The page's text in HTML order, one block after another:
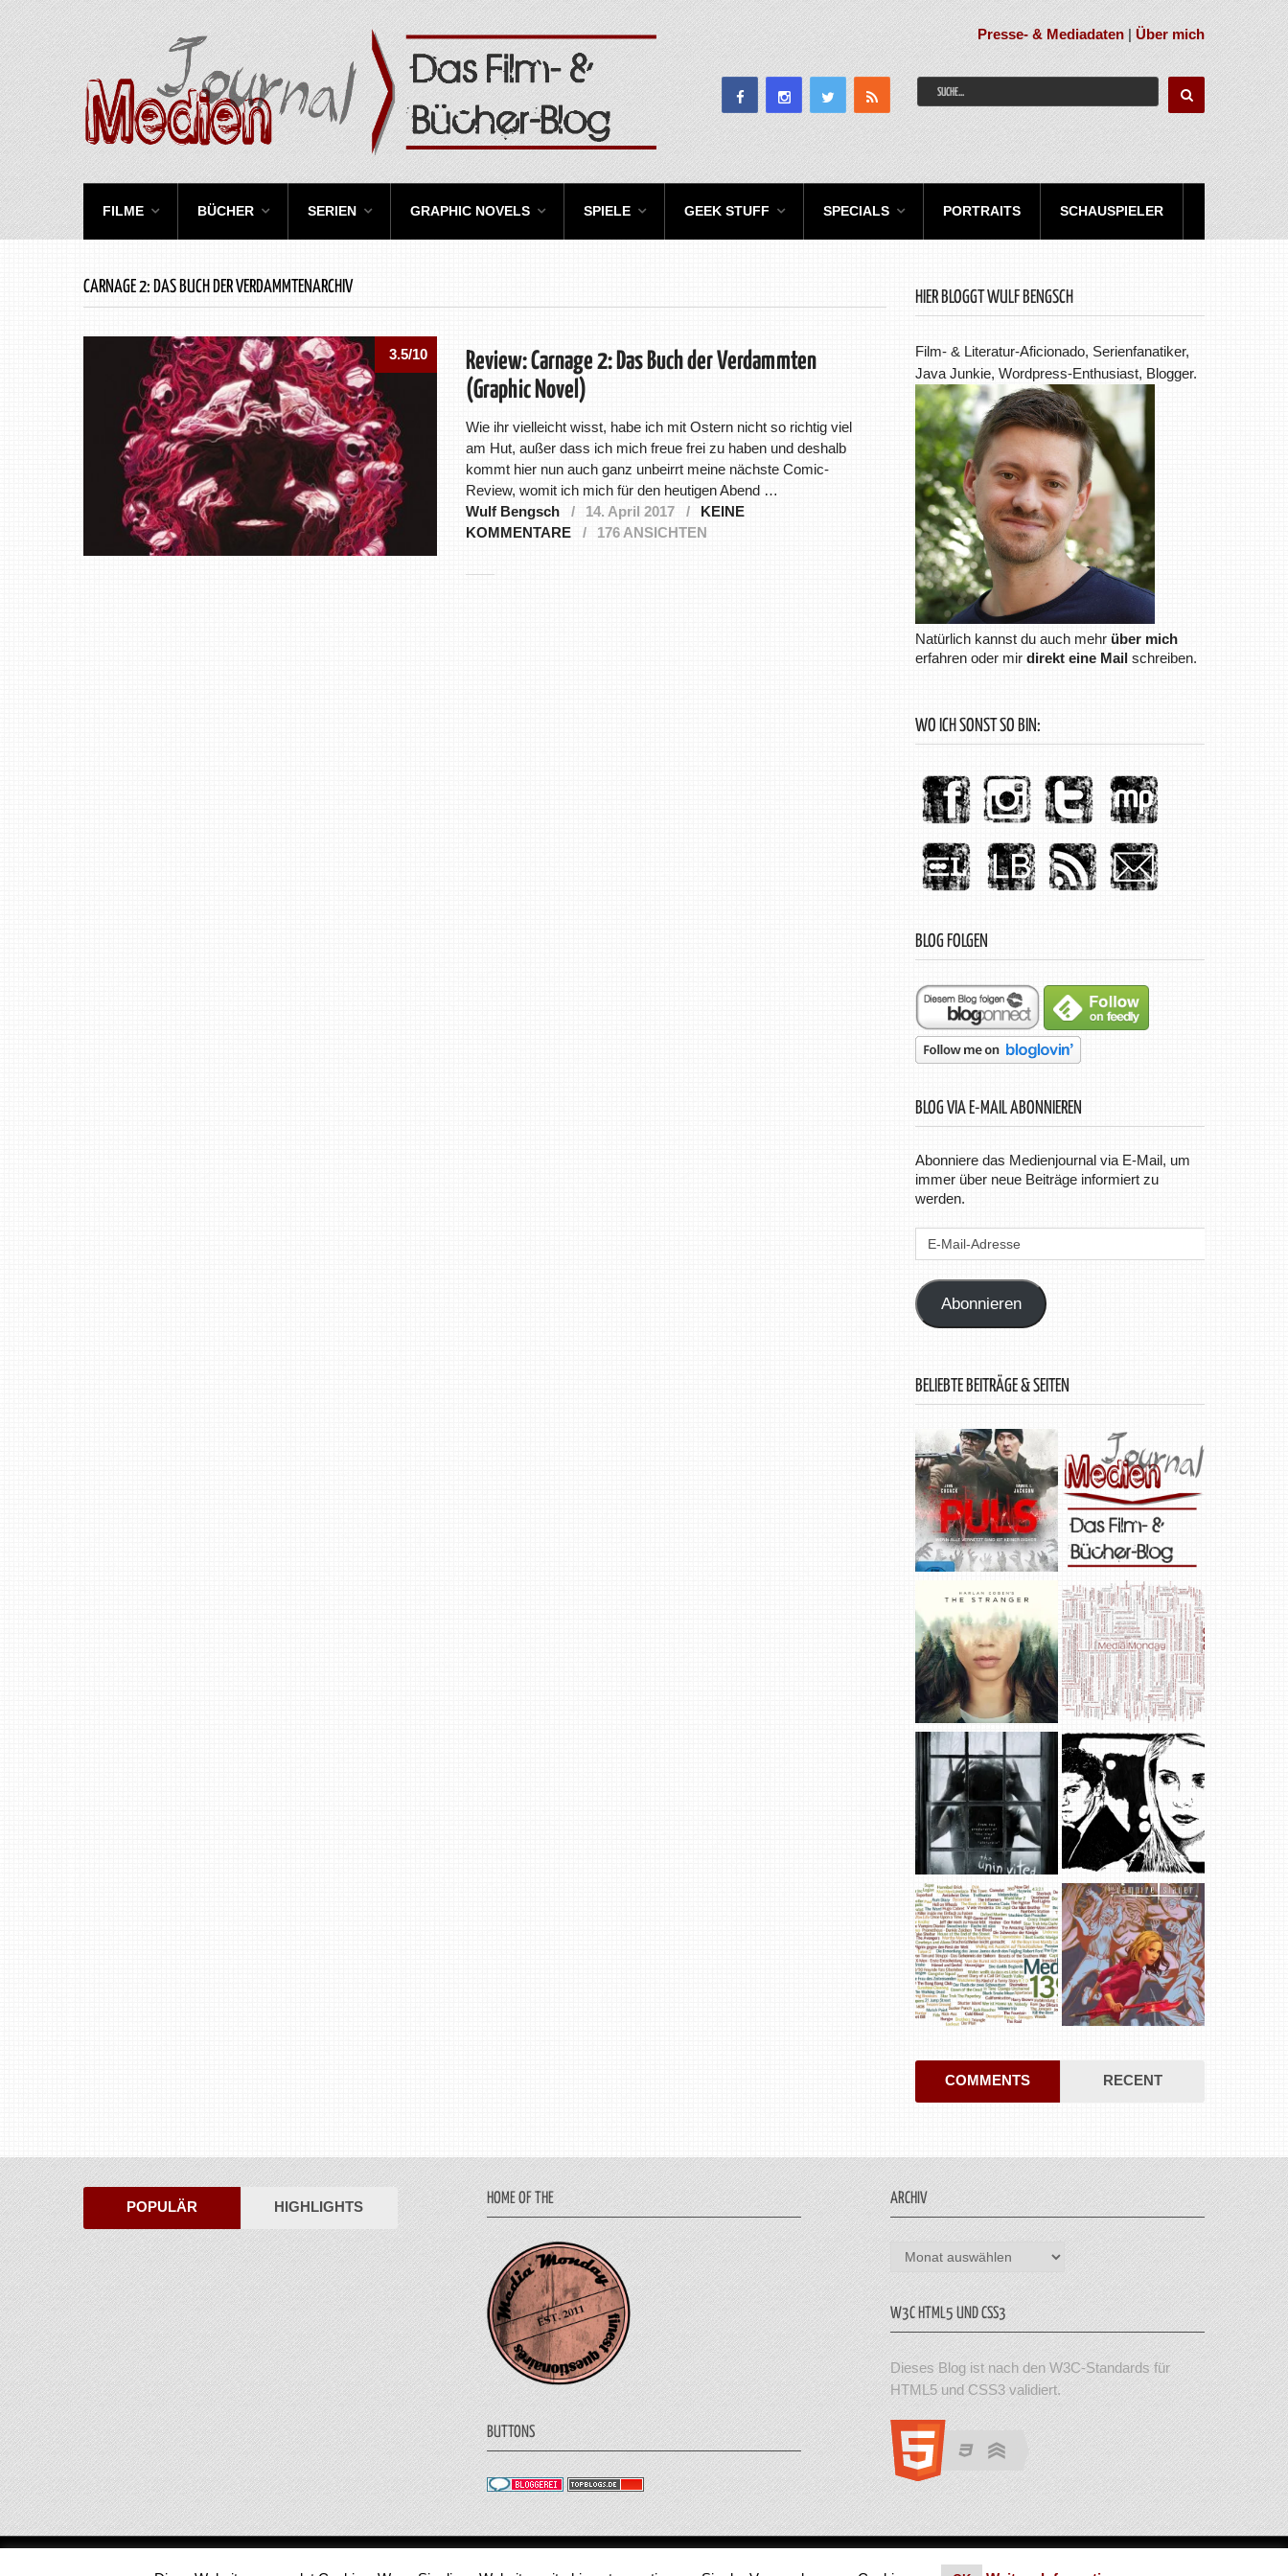
Presse- & Mediadaten |Über mich
FILME BÜCHER SERIEN GRAPHIC NOVELS SPIELE GEEK STUFF SPECIALS PORTRAITS SCHAUSPIELER
CARNAGE 2: DAS BUCH DER VERDAMMTENARCHIV
3.5/10
Review: Carnage 2: Das Buch der Verdammten
(Graphic Novel)
Wie ihr vielleicht wisst, habe ich mit Ostern nicht so richtig viel
am Hut, außer dass ich mich freue frei zu haben und deshalb
kommt hier nun auch ganz unbeirrt meine nächste Comic-
Review, womit ich mich für den heutigen Abend …
Wulf Bengsch
14. April 2017
KEINE
KOMMENTARE
176 ANSICHTEN
HIER BLOGGT WULF BENGSCH
Film- & Literatur-Aficionado, Serienfanatiker,
Java Junkie, Wordpress-Enthusiast, Blogger.
Natürlich kannst du auch mehr über mich
erfahren oder mirdirekt eine Mail schreiben.
WO ICH SONST SO BIN:
BLOG FOLGEN
BLOG VIA E-MAIL ABONNIEREN
Abonniere das Medienjournal via E-Mail, um
immer über neue Beiträge informiert zu
werden.
E-
Abonnieren
BELIEBTE BEITRÄGE & SEITEN
COMMENTS RECENT
POPULÄR HIGHLIGHTS HOME OF THE
BUTTONS
ARCHIV
Archiv
W3C HTML5 UND CSS3
Dieses Blog ist nach den W3C-Standards für
HTML5 und CSS3 validiert.
Medienjournal Copyright © 2026. © 2011 - 2018 Medienjournal. Alle Rechte vorbehalten. Theme von MyThemeShop. Impressum